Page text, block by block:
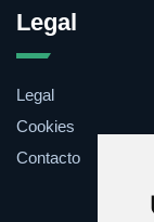
Legal
Legal
Cookies
Contacto